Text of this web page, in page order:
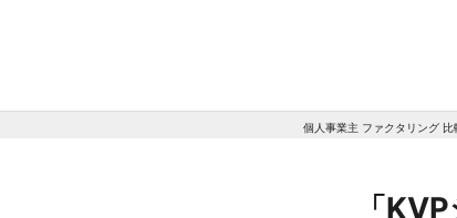
個人事業主 ファクタリング 比
「